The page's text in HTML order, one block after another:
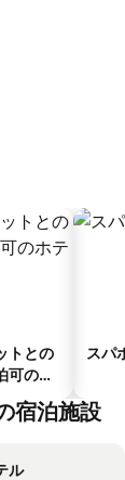
トとの
可のホ
スパ
宿泊施設
ル